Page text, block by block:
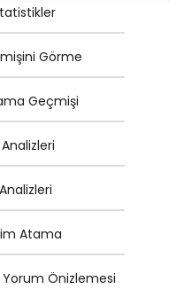
Görme
Geçmişi
Atama
Yorum Önizlemesi